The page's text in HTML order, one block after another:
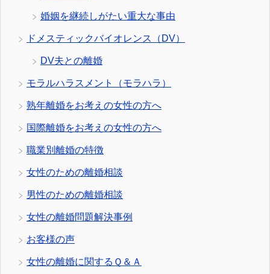
婚姻を継続しがたい重大な事由
ドメスティックバイオレンス（DV）
DV夫との離婚
モラルハラスメント（モラハラ）
熟年離婚をお考えの女性の方へ
国際離婚をお考えの女性の方へ
職業別離婚の特徴
女性のための離婚相談
男性のための離婚相談
女性の離婚問題解決事例
お客様の声
女性の離婚に関するＱ＆Ａ